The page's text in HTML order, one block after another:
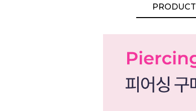
PRODUCT